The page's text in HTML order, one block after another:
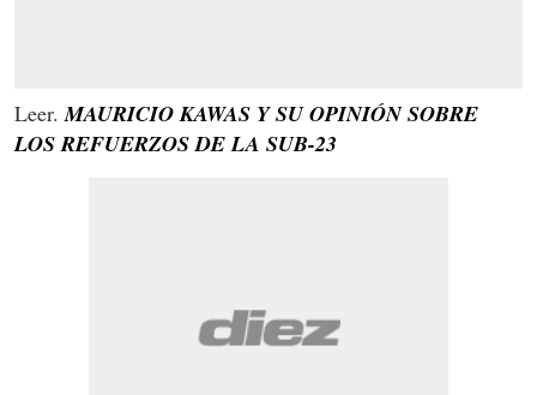
Leer.MAURICIO KAWAS Y SU OPINIÓN SOBRE
LOS REFUERZOS DE LA SUB-23